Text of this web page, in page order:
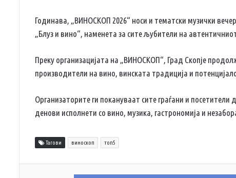
Годинава, „ВИНОСКОП 2026“ носи и тематски музички
„Блуз и вино“, наменета за сите љубители на
Преку организацијата на „ВИНОСКОП“, Град Скопје
производители на вино, винската традиција и
Организаторите ги покануваат сите граѓани и
денови исполнети со вино, музика, гастрономија и
Тагови виноскоп топ5